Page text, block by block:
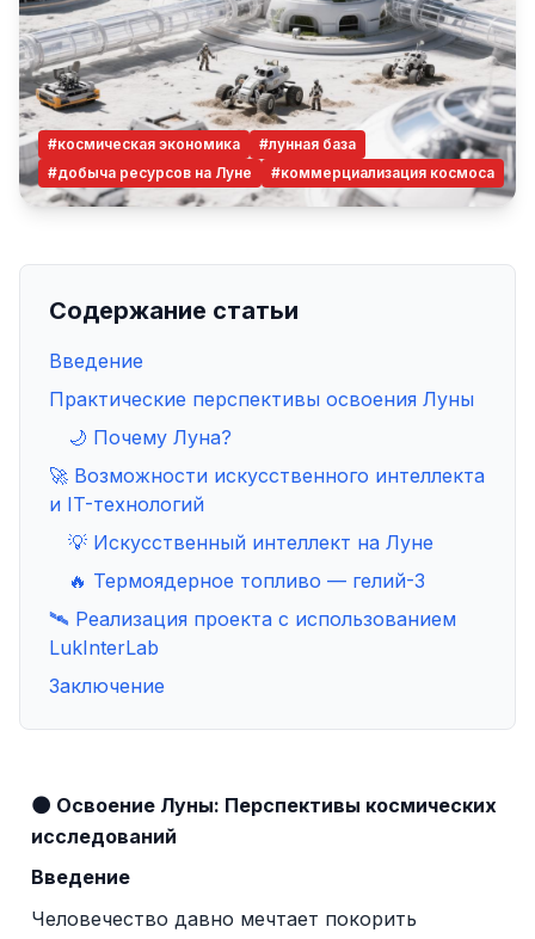
#космическая экономика
#лунная база
#добыча ресурсов на Луне
#коммерциализация космоса
Содержание статьи
Введение
Практические перспективы освоения Луны
🌙 Почему Луна?
🚀 Возможности искусственного интеллекта
и IT-технологий
💡 Искусственный интеллект на Луне
🔥 Термоядерное топливо — гелий-3
🛰️ Реализация проекта с использованием
LukInterLab
Заключение
🌑 Освоение Луны: Перспективы космических
исследований
Введение
Человечество давно мечтает покорить